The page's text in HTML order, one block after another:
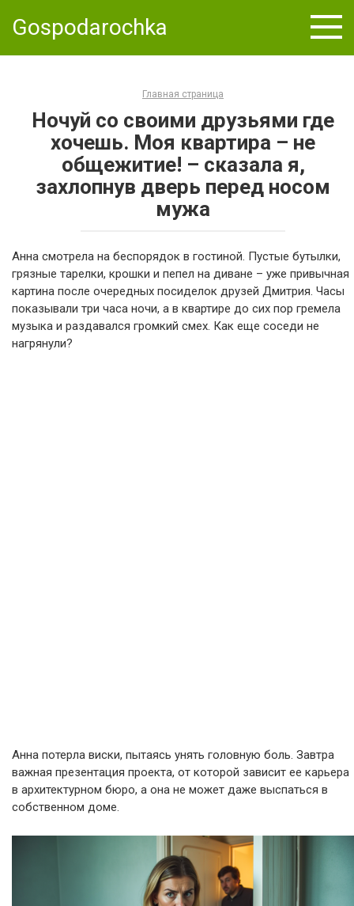
Gospodarochka
Главная страница
Ночуй со своими друзьями где
хочешь. Моя квартира – не
общежитие! – сказала я,
захлопнув дверь перед носом
мужа
Анна смотрела на беспорядок в гостиной. Пустые бутылки,
грязные тарелки, крошки и пепел на диване – уже привычная
картина после очередных посиделок друзей Дмитрия. Часы
показывали три часа ночи, а в квартире до сих пор гремела
музыка и раздавался громкий смех. Как еще соседи не
нагрянули?
Анна потерла виски, пытаясь унять головную боль. Завтра
важная презентация проекта, от которой зависит ее карьера
в архитектурном бюро, а она не может даже выспаться в
собственном доме.